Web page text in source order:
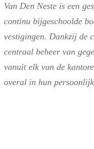
Van Den Neste is een
continu bijgeschoolde
vestigingen. Dankzij de
centraal beheer van
vanuit elk van de
overal in hun